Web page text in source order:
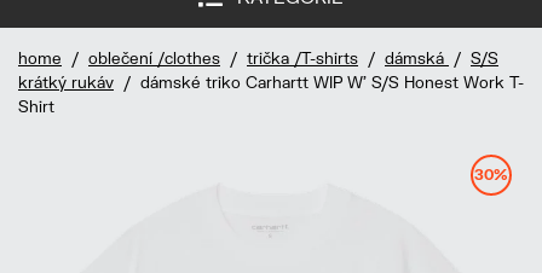
home / oblečení /clothes / trička /T-shirts / dámská / S/S
krátký rukáv / dámské triko Carhartt WIP W' S/S Honest Work T-
Shirt
30%